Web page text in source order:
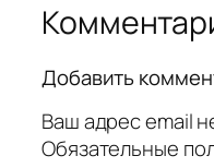
Добавить
Ваш адрес email
Обязательные